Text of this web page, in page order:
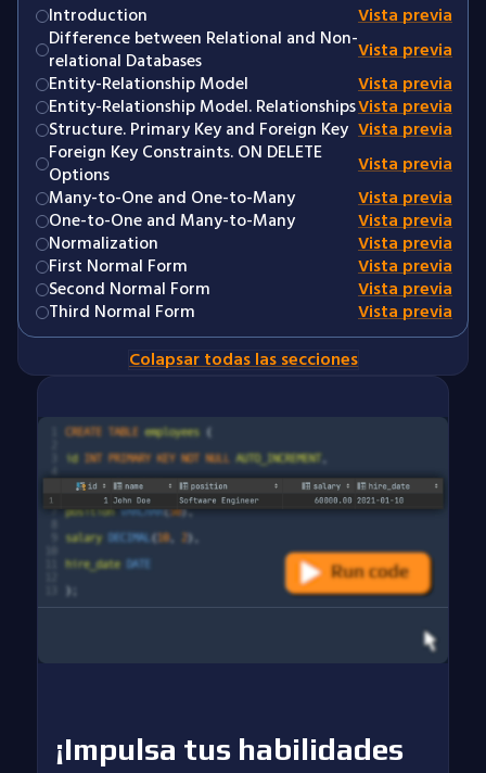
Introduction
Vista previa
Difference between Relational and Non-
relational Databases
Vista previa
Entity-Relationship Model
Vista previa
Entity-Relationship Model. RelationshipsVista previa
Structure. Primary Key and Foreign Key Vista previa
Foreign Key Constraints. ON DELETE
Options
Vista previa
Many-to-One and One-to-Many
Vista previa
One-to-One and Many-to-Many
Vista previa
Normalization
Vista previa
First Normal Form
Vista previa
Second Normal Form
Vista previa
Third Normal Form
Vista previa
Colapsar todas las secciones
¡Impulsa tus habilidades